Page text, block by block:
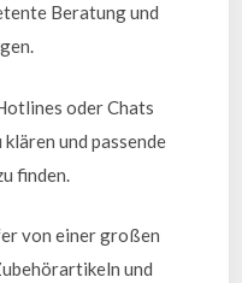
Beratung und
oder Chats
und passende
finden.
von einer großen
und